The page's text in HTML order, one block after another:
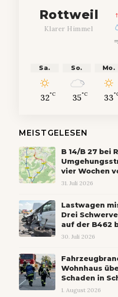
Rottweil
Klarer Himmel
Sa.
32°C
So.
35°C
Mo.
33
MEISTGELESEN
B 14/B 27 bei
vier Wochen
31. Juli 2026
Lastwagen
Drei
auf der B462
30. Juli 2026
Wohnhaus
Schaden in
1. August 2026